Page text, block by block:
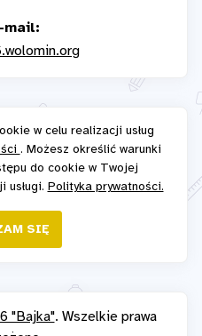
mail:
w celu realizacji usług
. Możesz określić warunki
do cookie w Twojej
usługi. Polityka prywatności.
SIĘ
"Bajka". Wszelkie prawa